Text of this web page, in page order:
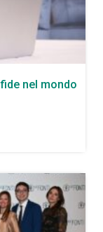
nel mondo